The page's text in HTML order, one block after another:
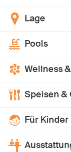
Lage
Pools
Wellness
Speisen &
Für Kinder